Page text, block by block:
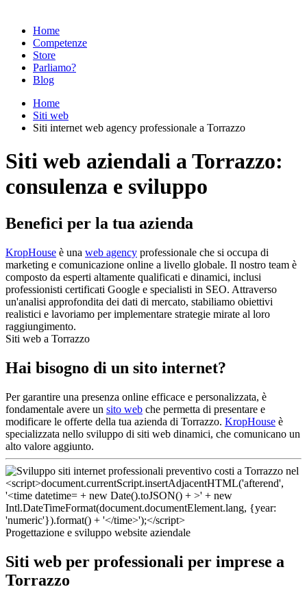
Home
Competenze
Store
Parliamo?
Blog
Home
Siti web
Siti internet web agency professionale a Torrazzo
Siti web aziendali a Torrazzo:
consulenza e sviluppo
Benefici per la tua azienda
KropHouse è una web agency professionale che si occupa di
marketing e comunicazione online a livello globale. Il nostro team è
composto da esperti altamente qualificati e dinamici, inclusi
professionisti certificati Google e specialisti in SEO. Attraverso
un'analisi approfondita dei dati di mercato, stabiliamo obiettivi
realistici e lavoriamo per implementare strategie mirate al loro
raggiungimento.
Siti web a Torrazzo
Hai bisogno di un sito internet?
Per garantire una presenza online efficace e personalizzata, è
fondamentale avere un sito web che permetta di presentare e
modificare le offerte della tua azienda di Torrazzo. KropHouse è
specializzata nello sviluppo di siti web dinamici, che comunicano un
alto valore aggiunto.
Progettazione e sviluppo website aziendale
Siti web per professionali per imprese a
Torrazzo